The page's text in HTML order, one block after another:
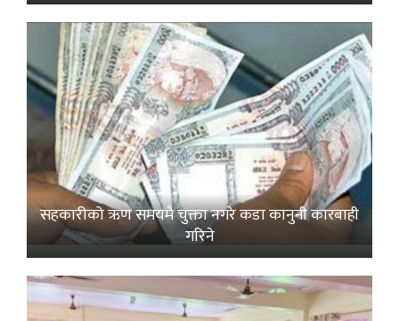
सहकारीको ऋण समयमै चुक्ता नगरे कडा कानुनी कारबाही
गरिने